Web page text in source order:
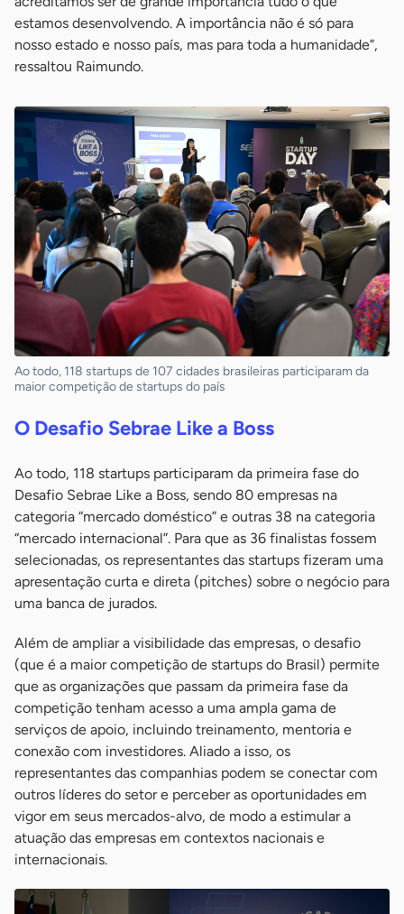
estamos desenvolvendo. A importância não é só para
nosso estado e nosso país, mas para toda a humanidade”,
ressaltou Raimundo.
Ao todo, 118 startups de 107 cidades brasileiras participaram da
maior competição de startups do país
O Desafio Sebrae Like a Boss
Ao todo, 118 startups participaram da primeira fase do
Desafio Sebrae Like a Boss, sendo 80 empresas na
categoria “mercado doméstico” e outras 38 na categoria
“mercado internacional”. Para que as 36 finalistas fossem
selecionadas, os representantes das startups fizeram uma
apresentação curta e direta (pitches) sobre o negócio para
uma banca de jurados.
Além de ampliar a visibilidade das empresas, o desafio
(que é a maior competição de startups do Brasil) permite
que as organizações que passam da primeira fase da
competição tenham acesso a uma ampla gama de
serviços de apoio, incluindo treinamento, mentoria e
conexão com investidores. Aliado a isso, os
representantes das companhias podem se conectar com
outros líderes do setor e perceber as oportunidades em
vigor em seus mercados-alvo, de modo a estimular a
atuação das empresas em contextos nacionais e
internacionais.